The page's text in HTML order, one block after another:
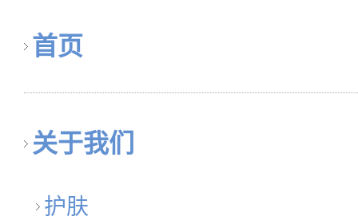
首页
关于我们
护肤